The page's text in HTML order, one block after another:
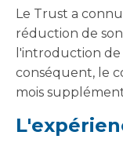
Le Trust a
réduction de
l'introduction
conséquent, le
mois